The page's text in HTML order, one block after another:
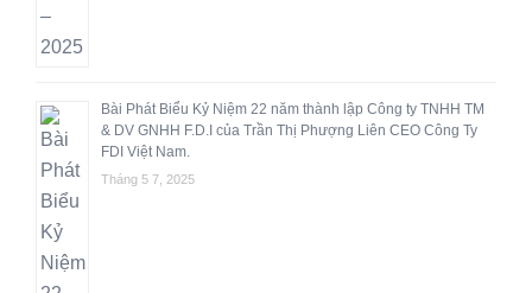
Bài Phát Biểu Kỷ Niệm 22 năm thành lập Công ty TNHH TM
& DV GNHH F.D.I của Trần Thị Phượng Liên CEO Công Ty
FDI Việt Nam.
Tháng 5 7, 2025